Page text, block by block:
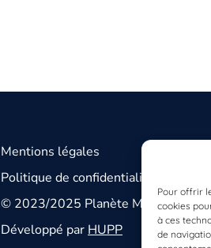
Pour offrir
cookies
à ces
de
Mentions légales
Politique de confidentialité
© 2023/2025 Planète Mer
Développé par HUPP